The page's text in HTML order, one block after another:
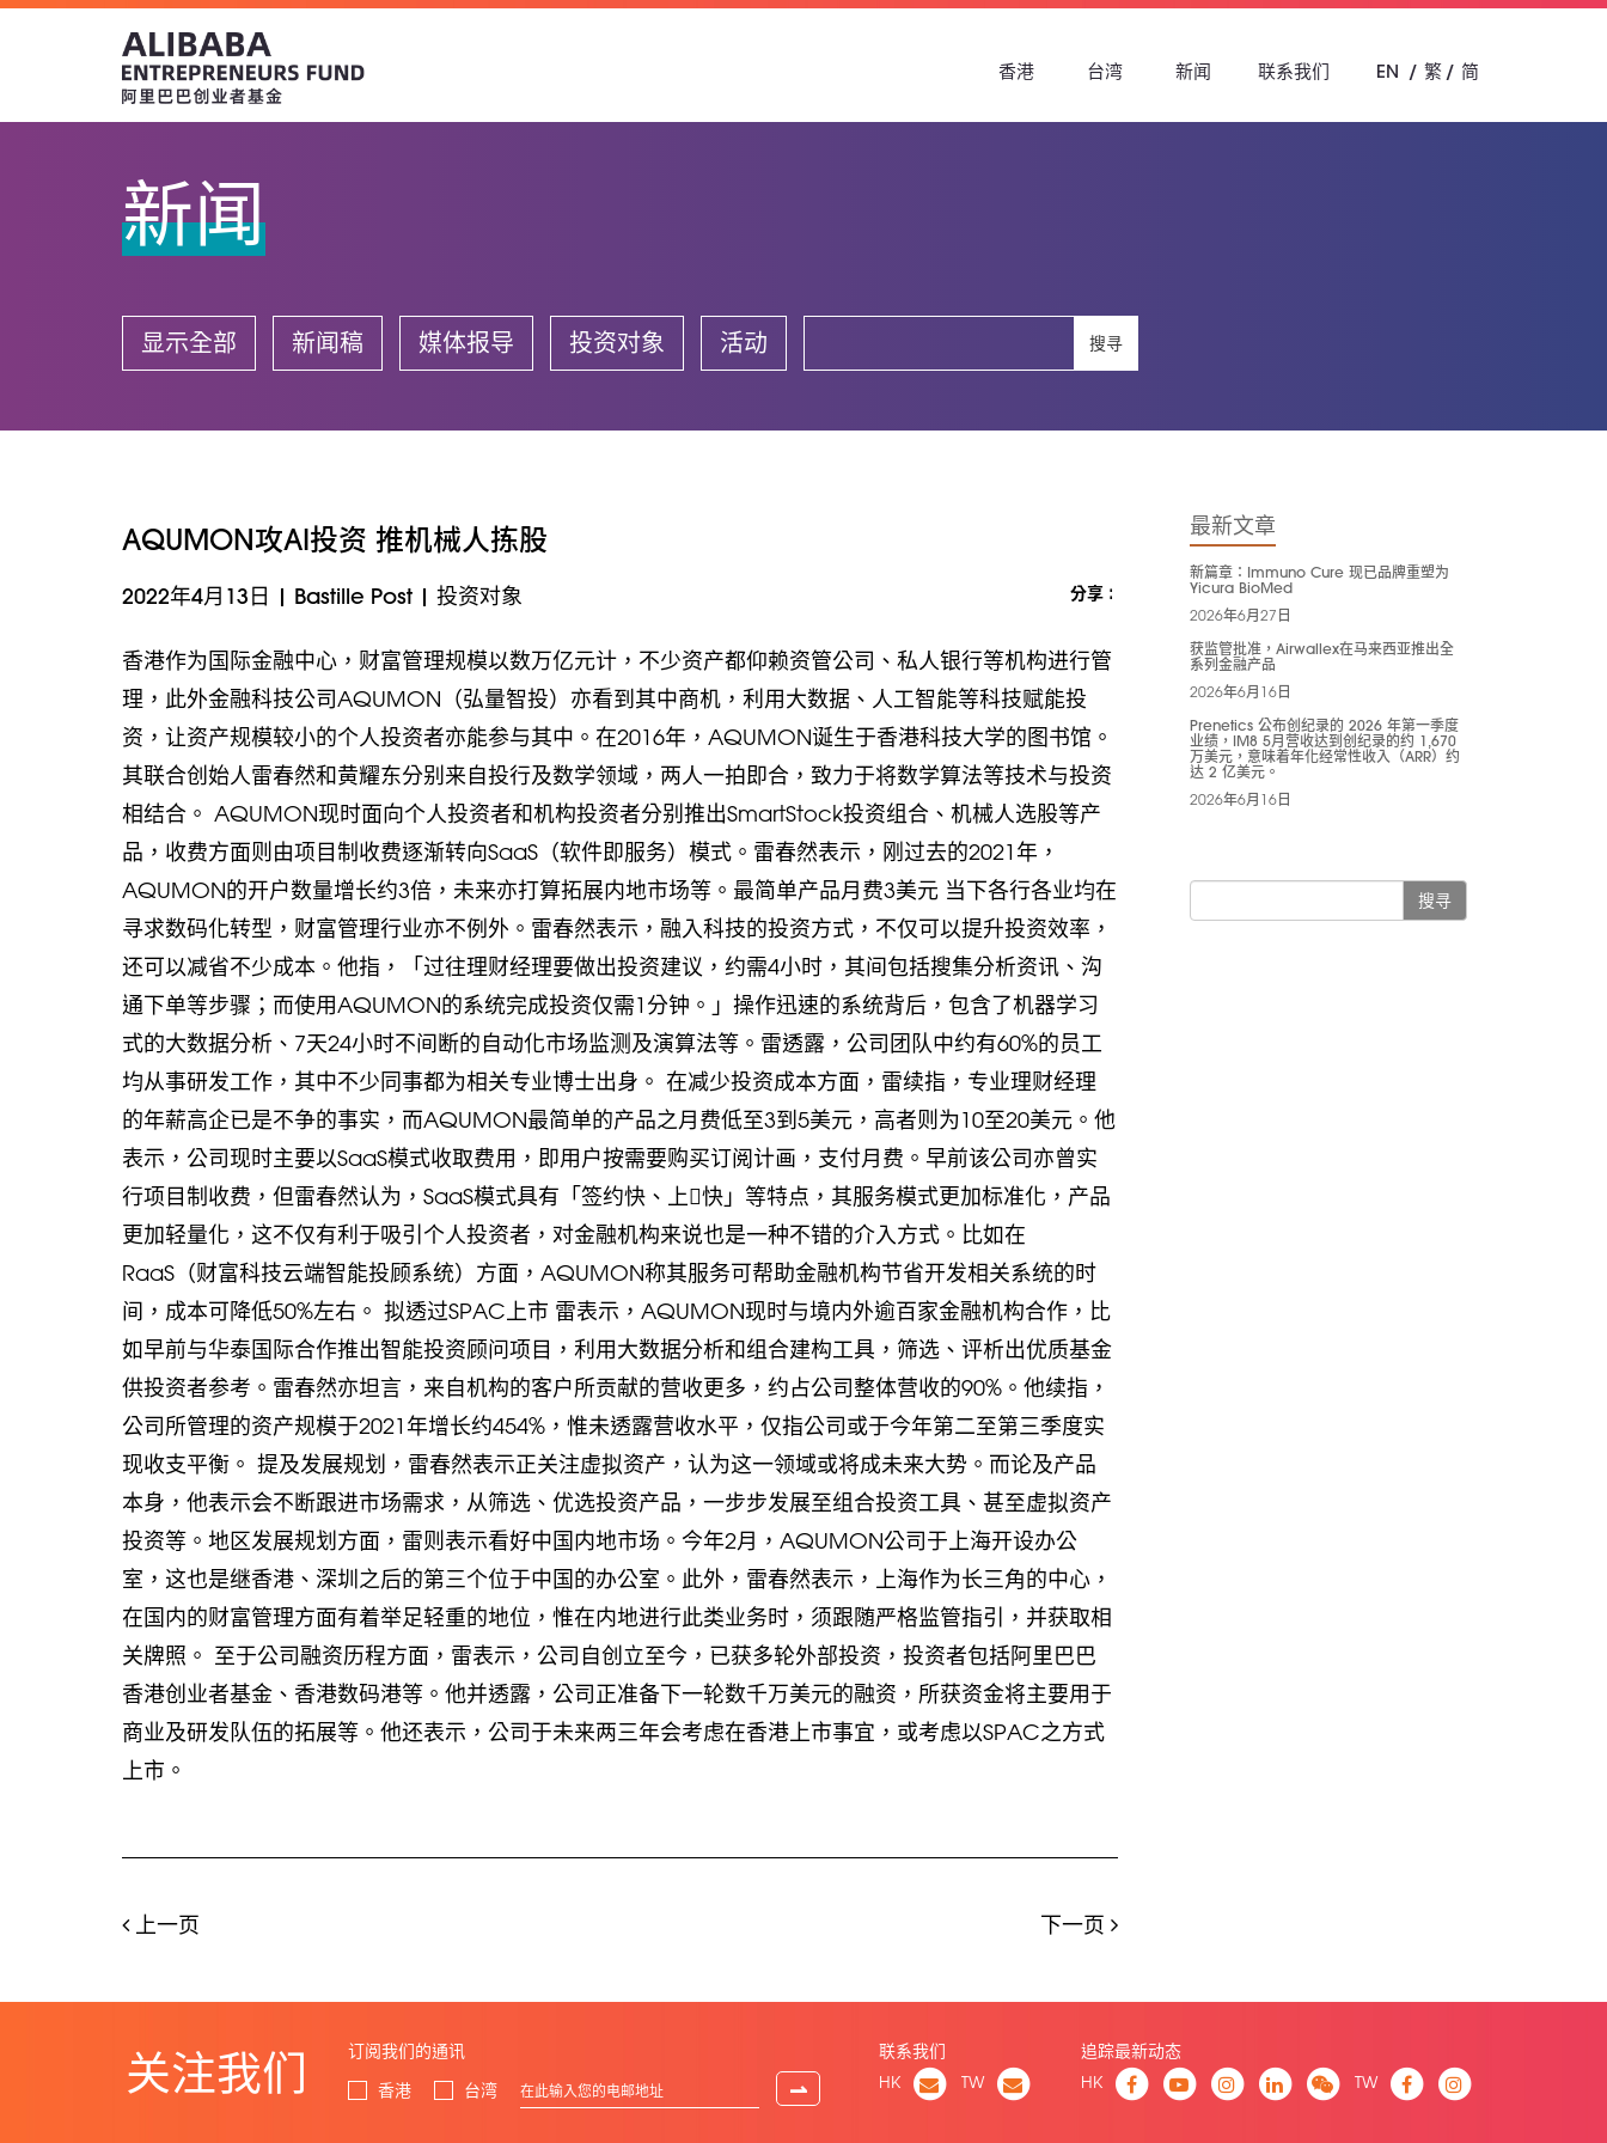
香港 台湾 新闻 联系我们 EN 繁 简
新闻
显示全部 新闻稿 媒体报导 投资对象 活动 搜寻
AQUMON攻AI投资 推机械人拣股
2022年4月13日 | Bastille Post | 投资对象 分享 :
香港作为国际金融中心，财富管理规模以数万亿元计，不少资产都仰赖资管公司、私人银行等机构进行管
理，此外金融科技公司AQUMON（弘量智投）亦看到其中商机，利用大数据、人工智能等科技赋能投
资，让资产规模较小的个人投资者亦能参与其中。在2016年，AQUMON诞生于香港科技大学的图书馆。
其联合创始人雷春然和黄耀东分别来自投行及数学领域，两人一拍即合，致力于将数学算法等技术与投资
相结合。 AQUMON现时面向个人投资者和机构投资者分别推出SmartStock投资组合、机械人选股等产
品，收费方面则由项目制收费逐渐转向SaaS（软件即服务）模式。雷春然表示，刚过去的2021年，
AQUMON的开户数量增长约3倍，未来亦打算拓展内地市场等。最简单产品月费3美元 当下各行各业均在
寻求数码化转型，财富管理行业亦不例外。雷春然表示，融入科技的投资方式，不仅可以提升投资效率，
还可以减省不少成本。他指，「过往理财经理要做出投资建议，约需4小时，其间包括搜集分析资讯、沟
通下单等步骤；而使用AQUMON的系统完成投资仅需1分钟。」操作迅速的系统背后，包含了机器学习
式的大数据分析、7天24小时不间断的自动化市场监测及演算法等。雷透露，公司团队中约有60%的员工
均从事研发工作，其中不少同事都为相关专业博士出身。 在减少投资成本方面，雷续指，专业理财经理
的年薪高企已是不争的事实，而AQUMON最简单的产品之月费低至3到5美元，高者则为10至20美元。他
表示，公司现时主要以SaaS模式收取费用，即用户按需要购买订阅计画，支付月费。早前该公司亦曾实
行项目制收费，但雷春然认为，SaaS模式具有「签约快、上快」等特点，其服务模式更加标准化，产品
更加轻量化，这不仅有利于吸引个人投资者，对金融机构来说也是一种不错的介入方式。比如在
RaaS（财富科技云端智能投顾系统）方面，AQUMON称其服务可帮助金融机构节省开发相关系统的时
间，成本可降低50%左右。 拟透过SPAC上市 雷表示，AQUMON现时与境内外逾百家金融机构合作，比
如早前与华泰国际合作推出智能投资顾问项目，利用大数据分析和组合建构工具，筛选、评析出优质基金
供投资者参考。雷春然亦坦言，来自机构的客户所贡献的营收更多，约占公司整体营收的90%。他续指，
公司所管理的资产规模于2021年增长约454%，惟未透露营收水平，仅指公司或于今年第二至第三季度实
现收支平衡。 提及发展规划，雷春然表示正关注虚拟资产，认为这一领域或将成未来大势。而论及产品
本身，他表示会不断跟进市场需求，从筛选、优选投资产品，一步步发展至组合投资工具、甚至虚拟资产
投资等。地区发展规划方面，雷则表示看好中国内地市场。今年2月，AQUMON公司于上海开设办公
室，这也是继香港、深圳之后的第三个位于中国的办公室。此外，雷春然表示，上海作为长三角的中心，
在国内的财富管理方面有着举足轻重的地位，惟在内地进行此类业务时，须跟随严格监管指引，并获取相
关牌照。 至于公司融资历程方面，雷表示，公司自创立至今，已获多轮外部投资，投资者包括阿里巴巴
香港创业者基金、香港数码港等。他并透露，公司正准备下一轮数千万美元的融资，所获资金将主要用于
商业及研发队伍的拓展等。他还表示，公司于未来两三年会考虑在香港上市事宜，或考虑以SPAC之方式
上市。
上一页 下一页
最新文章
新篇章：Immuno Cure 现已品牌重塑为
Yicura BioMed
2026年6月27日
获监管批准，Airwallex在马来西亚推出全
系列金融产品
2026年6月16日
Prenetics 公布创纪录的 2026 年第一季度
业绩，IM8 5月营收达到创纪录的约 1,670
万美元，意味着年化经常性收入（ARR）约
达 2 亿美元。
2026年6月16日
搜寻
关注我们
订阅我们的通讯
香港
台湾 ⇀
联系我们
HK
TW
追踪最新动态
HK
TW